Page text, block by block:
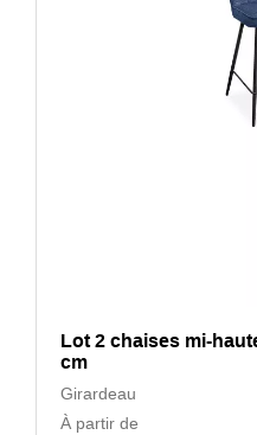
Lot 2 chaises mi-
cm
Girardeau
À partir de